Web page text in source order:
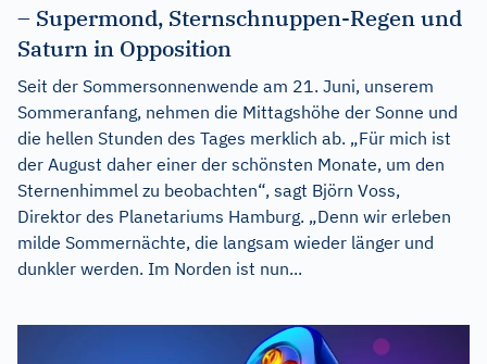
– Supermond, Sternschnuppen-Regen und
Saturn in Opposition
Seit der Sommersonnenwende am 21. Juni, unserem
Sommeranfang, nehmen die Mittagshöhe der Sonne und
die hellen Stunden des Tages merklich ab. „Für mich ist
der August daher einer der schönsten Monate, um den
Sternenhimmel zu beobachten“, sagt Björn Voss,
Direktor des Planetariums Hamburg. „Denn wir erleben
milde Sommernächte, die langsam wieder länger und
dunkler werden. Im Norden ist nun...